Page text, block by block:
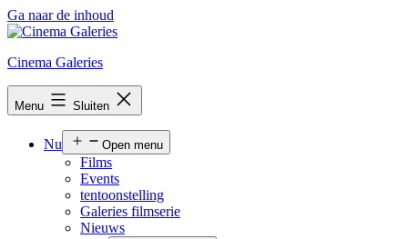
Ga naar de inhoud
Cinema Galeries
Menu Sluiten
Nu Open menu
Films
Events
tentoonstelling
Galeries filmserie
Nieuws